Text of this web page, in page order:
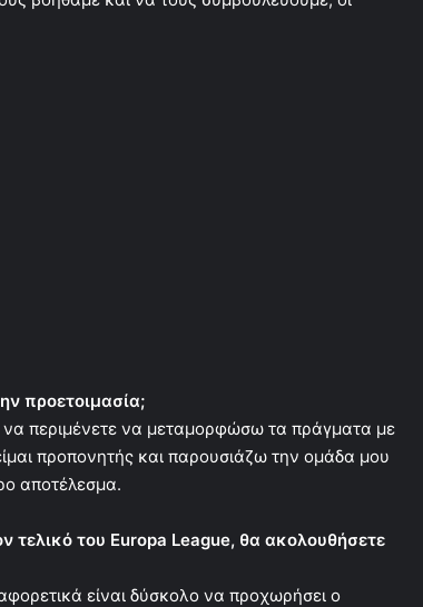
προετοιμασία;
να περιμένετε να μεταμορφώσω τα πράγματα με
προπονητής και παρουσιάζω την ομάδα μου
αποτέλεσμα.
τελικό του Europa League, θα ακολουθήσετε
είναι δύσκολο να προχωρήσει ο